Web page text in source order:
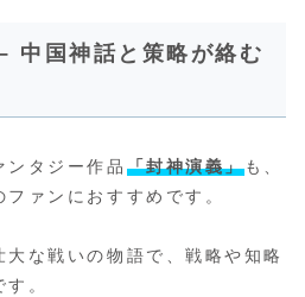
中国神話と策略が絡む
ンタジー作品 「封神演義」も、
ファンにおすすめです。
な戦いの物語で、戦略や知略
。